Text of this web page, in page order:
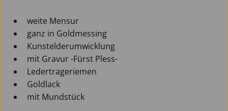
weite Mensur
ganz in Goldmessing
Kunstelderumwicklung
mit Gravur -Fürst Pless-
Ledertrageriemen
Goldlack
mit Mundstück